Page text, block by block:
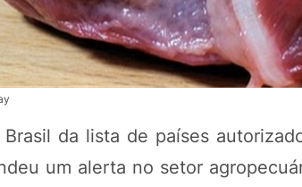
da lista de países
um alerta no setor